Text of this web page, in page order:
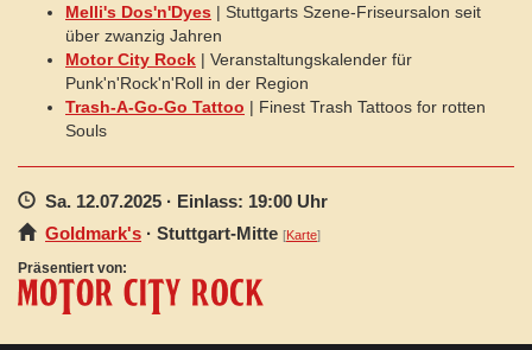
Melli's Dos'n'Dyes | Stuttgarts Szene-Friseursalon seit
über zwanzig Jahren
Motor City Rock | Veranstaltungskalender für
Punk'n'Rock'n'Roll in der Region
Trash-A-Go-Go Tattoo | Finest Trash Tattoos for rotten
Souls
Sa. 12.07.2025 · Einlass: 19:00 Uhr
Goldmark's · Stuttgart-Mitte [Karte]
Präsentiert von: